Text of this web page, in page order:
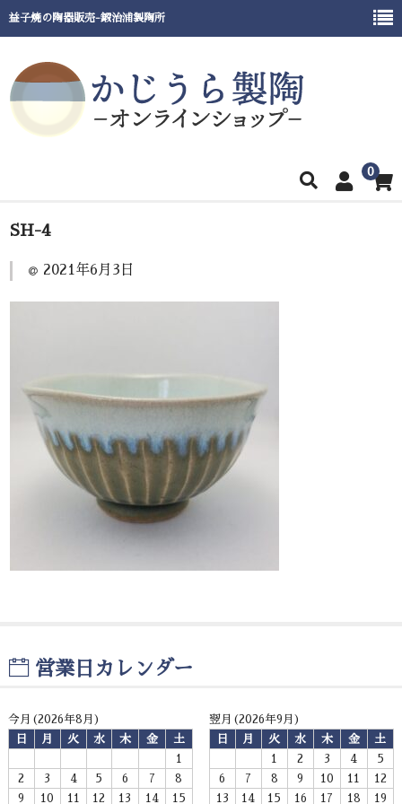
益子焼の陶器販売-鍛治浦製陶所
0
ホーム
商品一覧
窯元紹介
ご利用ガイド
お問い合わせ
SH-4
2021年6月3日
営業日カレンダー
今月(2026年8月)
日
月 火 水 木 金
土
1
2
3 4 5 6 7
8
9
10 11 12 13 14 15
翌月(2026年9月)
日
月 火 水 木 金
土
1
2 3 4
5
6
7 8 9 10 11
12
13
14 15 16 17 18 19